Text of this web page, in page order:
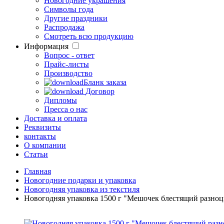
Символы года
Другие праздники
Распродажа
Смотреть всю продукцию
Информация
Вопрос - ответ
Прайс-листы
Производство
Бланк заказа
Договор
Дипломы
Пресса о нас
Доставка и оплата
Реквизиты
контакты
О компании
Статьи
Главная
Новогодние подарки и упаковка
Новогодняя упаковка из текстиля
Новогодняя упаковка 1500 г "Мешочек блестящий